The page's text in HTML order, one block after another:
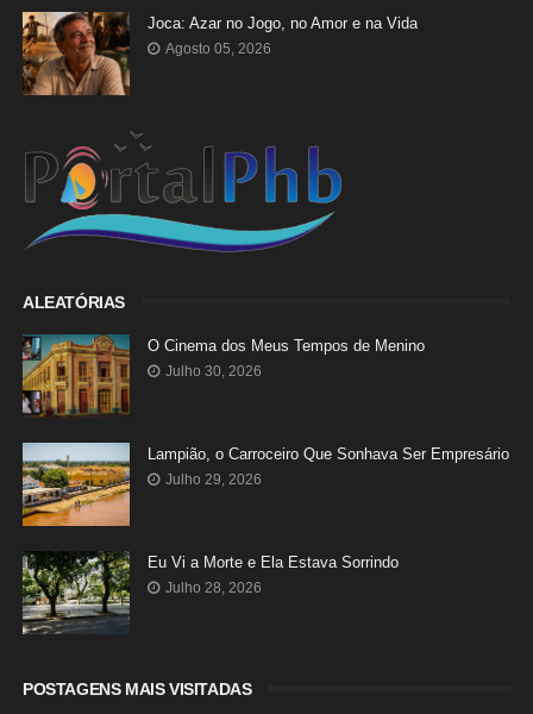
Joca: Azar no Jogo, no Amor e na Vida
Agosto 05, 2026
ALEATÓRIAS
O Cinema dos Meus Tempos de Menino
Julho 30, 2026
Lampião, o Carroceiro Que Sonhava Ser Empresário
Julho 29, 2026
Eu Vi a Morte e Ela Estava Sorrindo
Julho 28, 2026
POSTAGENS MAIS VISITADAS